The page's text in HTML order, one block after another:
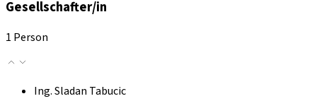
Gesellschafter/in
1 Person
Ing. Sladan Tabucic